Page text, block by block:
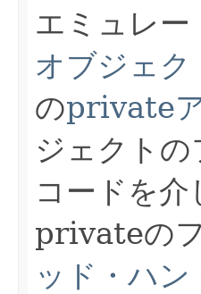
エミュレ
オブジェク
のprivate
ジェクト
コードを
privateの
ッド・ハン